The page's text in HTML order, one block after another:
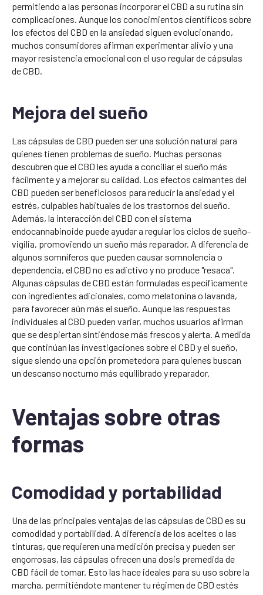
permitiendo a las personas incorporar el CBD a su rutina sin
complicaciones. Aunque los conocimientos científicos sobre
los efectos del CBD en la ansiedad siguen evolucionando,
muchos consumidores afirman experimentar alivio y una
mayor resistencia emocional con el uso regular de cápsulas
de CBD.
Mejora del sueño
Las cápsulas de CBD pueden ser una solución natural para
quienes tienen problemas de sueño. Muchas personas
descubren que el CBD les ayuda a conciliar el sueño más
fácilmente y a mejorar su calidad. Los efectos calmantes del
CBD pueden ser beneficiosos para reducir la ansiedad y el
estrés, culpables habituales de los trastornos del sueño.
Además, la interacción del CBD con el sistema
endocannabinoide puede ayudar a regular los ciclos de sueño-
vigilia, promoviendo un sueño más reparador. A diferencia de
algunos somníferos que pueden causar somnolencia o
dependencia, el CBD no es adictivo y no produce "resaca".
Algunas cápsulas de CBD están formuladas específicamente
con ingredientes adicionales, como melatonina o lavanda,
para favorecer aún más el sueño. Aunque las respuestas
individuales al CBD pueden variar, muchos usuarios afirman
que se despiertan sintiéndose más frescos y alerta. A medida
que continúan las investigaciones sobre el CBD y el sueño,
sigue siendo una opción prometedora para quienes buscan
un descanso nocturno más equilibrado y reparador.
Ventajas sobre otras
formas
Comodidad y portabilidad
Una de las principales ventajas de las cápsulas de CBD es su
comodidad y portabilidad. A diferencia de los aceites o las
tinturas, que requieren una medición precisa y pueden ser
engorrosas, las cápsulas ofrecen una dosis premedida de
CBD fácil de tomar. Esto las hace ideales para su uso sobre la
marcha, permitiéndote mantener tu régimen de CBD estés